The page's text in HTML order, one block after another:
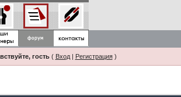
гость( Вход| Регистрация)